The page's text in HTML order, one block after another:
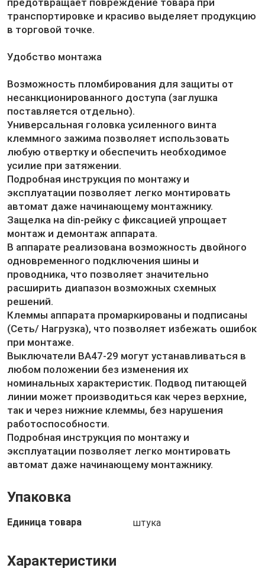
предотвращает повреждение товара при
транспортировке и красиво выделяет продукцию
в торговой точке.
Удобство монтажа
Возможность пломбирования для защиты от
несанкционированного доступа (заглушка
поставляется отдельно).
Универсальная головка усиленного винта
клеммного зажима позволяет использовать
любую отвертку и обеспечить необходимое
усилие при затяжении.
Подробная инструкция по монтажу и
эксплуатации позволяет легко монтировать
автомат даже начинающему монтажнику.
Защелка на din-рейку с фиксацией упрощает
монтаж и демонтаж аппарата.
В аппарате реализована возможность двойного
одновременного подключения шины и
проводника, что позволяет значительно
расширить диапазон возможных схемных
решений.
Клеммы аппарата промаркированы и подписаны
(Сеть/ Нагрузка), что позволяет избежать ошибок
при монтаже.
Выключатели ВА47-29 могут устанавливаться в
любом положении без изменения их
номинальных характеристик. Подвод питающей
линии может производиться как через верхние,
так и через нижние клеммы, без нарушения
работоспособности.
Подробная инструкция по монтажу и
эксплуатации позволяет легко монтировать
автомат даже начинающему монтажнику.
Упаковка
Единица товара штука
Характеристики